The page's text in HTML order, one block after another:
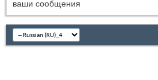
ваши сообщения